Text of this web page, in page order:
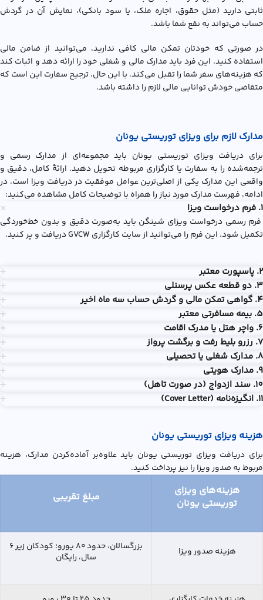
ثابتی دارید (مثل حقوق، اجاره ملک، یا سود بانکی)، نمایش آن در گردش
حساب می‌تواند به نفع شما باشد.
در صورتی که خودتان تمکن مالی کافی ندارید، می‌توانید از ضامن مالی
استفاده کنید. این فرد باید مدارک مالی و شغلی خود را ارائه دهد و اثبات کند
که هزینه‌های سفر شما را تقبل می‌کند. با این حال، ترجیح سفارت این است که
متقاضی خودش توانایی مالی لازم را داشته باشد.
مدارک لازم برای ویزای توریستی یونان
برای دریافت ویزای توریستی یونان باید مجموعه‌ای از مدارک رسمی و
ترجمه‌شده را به سفارت یا کارگزاری مربوطه تحویل دهید. ارائۀ کامل، دقیق و
واقعی این مدارک یکی از اصلی‌ترین عوامل موفقیت در دریافت ویزا است. در
ادامه، فهرست مدارک مورد نیاز را همراه با توضیحات کامل مشاهده می‌کنید:
۱. فرم درخواست ویزا
فرم رسمی درخواست ویزای شینگن باید به‌صورت دقیق و بدون خط‌خوردگی
تکمیل شود. این فرم را می‌توانید از سایت کارگزاری GVCW دریافت و پر کنید.
۲. پاسپورت معتبر
۳. دو قطعه عکس پرسنلی
4. گواهی تمکن مالی و گردش حساب سه ماه اخیر
5. بیمه مسافرتی معتبر
6. واچر هتل یا مدرک اقامت
7. رزرو بلیط رفت و برگشت پرواز
8. مدارک شغلی یا تحصیلی
9. مدارک هویتی
10. سند ازدواج (در صورت تاهل)
11. انگیزه‌نامه (Cover Letter)
هزینه ویزای توریستی یونان
برای دریافت ویزای توریستی یونان باید علاوه‌بر آماده‌کردن مدارک، هزینه
مربوط به صدور ویزا را نیز پرداخت کنید.
هزینه‌های ویزای
توریستی یونان
مبلغ تقریبی
هزینه صدور ویزا
بزرگسالان، حدود ۸۰ یورو؛ کودکان زیر ۶
سال، رایگان